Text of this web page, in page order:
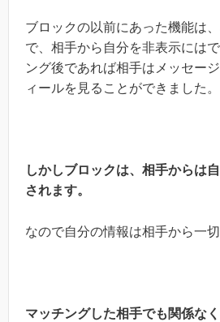
ブロックの以前にあった機能は
で、相手から自分を非表示には
ング後であれば相手はメッセー
ィールを見ることができました。
しかしブロックは、相手からは
されます。
なので自分の情報は相手から一切
マッチングした相手でも関係なく